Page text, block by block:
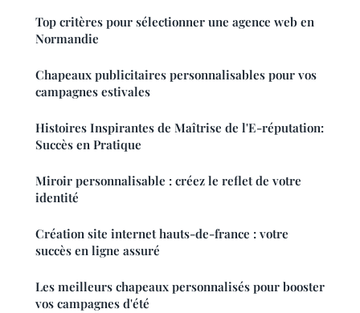
Top critères pour sélectionner une agence web en
Normandie
Chapeaux publicitaires personnalisables pour vos
campagnes estivales
Histoires Inspirantes de Maîtrise de l'E-réputation:
Succès en Pratique
Miroir personnalisable : créez le reflet de votre
identité
Création site internet hauts-de-france : votre
succès en ligne assuré
Les meilleurs chapeaux personnalisés pour booster
vos campagnes d'été